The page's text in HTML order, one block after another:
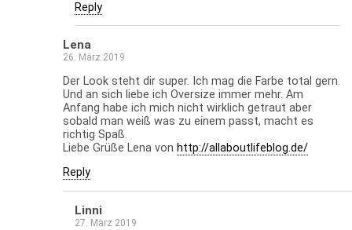
Reply
Lena
26. März 2019
Der Look steht dir super. Ich mag die Farbe total gern.
Und an sich liebe ich Oversize immer mehr. Am
Anfang habe ich mich nicht wirklich getraut aber
sobald man weiß was zu einem passt, macht es
richtig Spaß.
Liebe Grüße Lena von http://allaboutlifeblog.de/
Reply
Linni
27. März 2019